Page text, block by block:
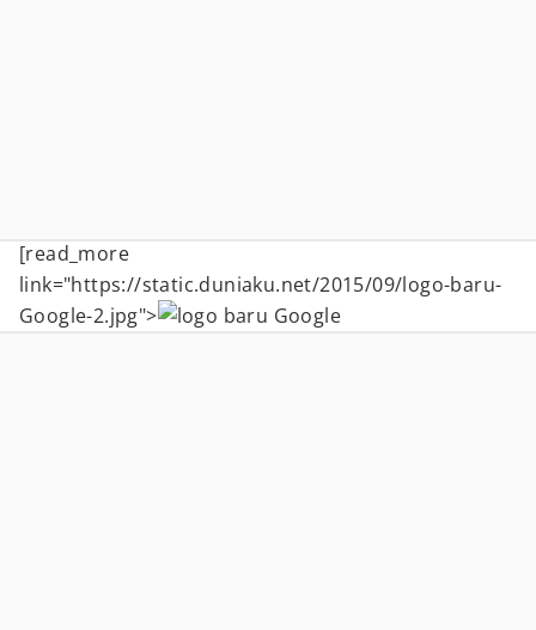
[read_more
link="https://static.duniaku.net/2015/09/logo-baru-
Google-2.jpg">